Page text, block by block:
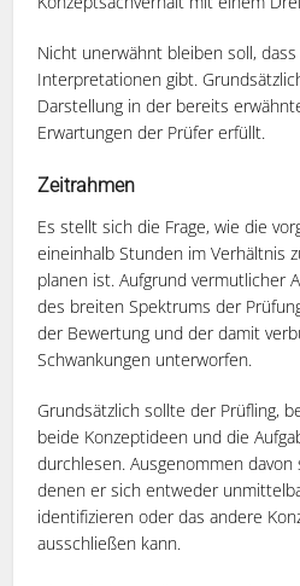
Nicht unerwähnt bleiben soll,
Interpretationen gibt.
Darstellung in der bereits
Erwartungen der Prüfer erfüllt.
Zeitrahmen
Es stellt sich die Frage, wie die
eineinhalb Stunden im Verhältnis
planen ist. Aufgrund vermutlicher
des breiten Spektrums der
der Bewertung und der damit
Schwankungen unterworfen.
Grundsätzlich sollte der Prüfling,
beide Konzeptideen und die
durchlesen. Ausgenommen
denen er sich entweder
identifizieren oder das andere
ausschließen kann.